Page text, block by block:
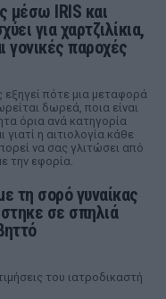
μέσω IRIS και
για χαρτζιλίκια,
γονικές παροχές
εξηγεί πότε μια μεταφορά
δωρεά, ποια είναι
όρια ανά κατηγορία
γιατί η αιτιολογία κάθε
να σας γλιτώσει από
την εφορία.
τη σορό γυναίκας
σε σπηλιά
του ιατροδικαστή